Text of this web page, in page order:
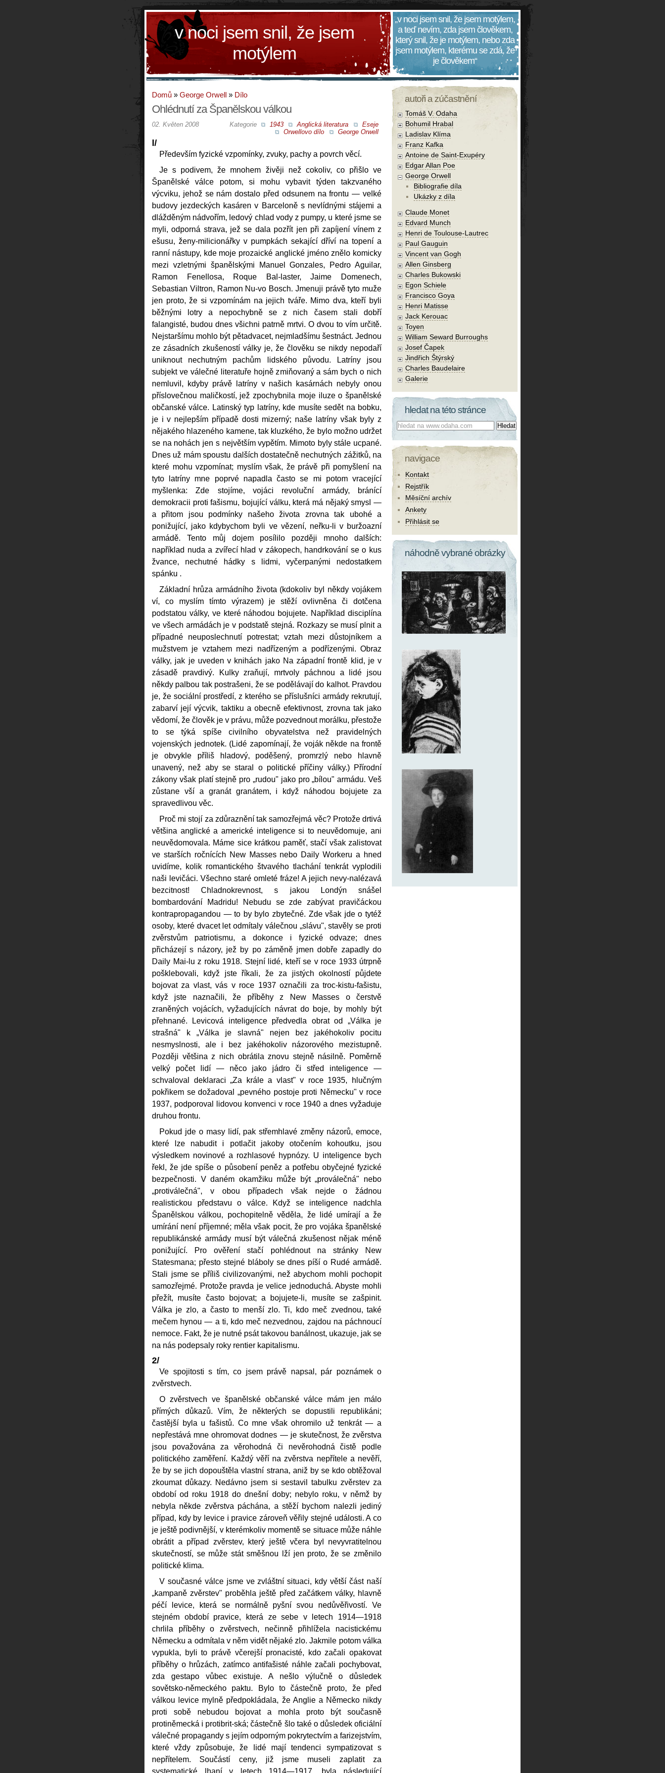
v noci jsem snil, že jsem
motýlem
„v noci jsem snil, že jsem motýlem,
a teď nevím, zda jsem člověkem,
který snil, že je motýlem, nebo zda
jsem motýlem, kterému se zdá, že
je člověkem“
Domů » George Orwell » Dílo
Ohlédnutí za Španělskou válkou
Kategorie 1943 Anglická literatura
Eseje
Orwellovo dílo
George Orwell
02. Květen 2008
l/
Především fyzické vzpomínky, zvuky, pachy a povrch věcí.
Je s podivem, že mnohem živěji než cokoliv, co přišlo ve
Španělské válce potom, si mohu vybavit týden takzvaného
výcviku, jehož se nám dostalo před odsunem na frontu — velké
budovy jezdeckých kasáren v Barceloně s nevlídnými stájemi a
dlážděným nádvořím, ledový chlad vody z pumpy, u které jsme se
myli, odporná strava, jež se dala pozřít jen při zapíjení vínem z
ešusu, ženy-milicionářky v pumpkách sekající dříví na topení a
ranní nástupy, kde moje prozaické anglické jméno znělo komicky
mezi vzletnými španělskými Manuel Gonzales, Pedro Aguilar,
Ramon Fenellosa, Roque Bal-laster, Jaime Domenech,
Sebastian Viltron, Ramon Nu-vo Bosch. Jmenuji právě tyto muže
jen proto, že si vzpomínám na jejich tváře. Mimo dva, kteří byli
běžnými lotry a nepochybně se z nich časem stali dobří
falangisté, budou dnes všichni patrně mrtvi. O dvou to vím určitě.
Nejstaršímu mohlo být pětadvacet, nejmladšímu šestnáct. Jednou
ze zásadních zkušeností války je, že člověku se nikdy nepodaří
uniknout nechutným pachům lidského původu. Latríny jsou
subjekt ve válečné literatuře hojně zmiňovaný a sám bych o nich
nemluvil, kdyby právě latríny v našich kasárnách nebyly onou
příslovečnou maličkostí, jež zpochybnila moje iluze o španělské
občanské válce. Latinský typ latríny, kde musíte sedět na bobku,
je i v nejlepším případě dosti mizerný; naše latríny však byly z
nějakého hlazeného kamene, tak kluzkého, že bylo možno udržet
se na nohách jen s největším vypětím. Mimoto byly stále ucpané.
Dnes už mám spoustu dalších dostatečně nechutných zážitků, na
které mohu vzpomínat; myslím však, že právě při pomyšlení na
tyto latríny mne poprvé napadla často se mi potom vracející
myšlenka: Zde stojíme, vojáci revoluční armády, bránící
demokracii proti fašismu, bojující válku, která má nějaký smysl —
a přitom jsou podmínky našeho života zrovna tak ubohé a
ponižující, jako kdybychom byli ve vězení, neřku-li v buržoazní
armádě. Tento můj dojem posílilo později mnoho dalších:
například nuda a zvířecí hlad v zákopech, handrkování se o kus
žvance, nechutné hádky s lidmi, vyčerpanými nedostatkem
spánku .
Základní hrůza armádního života (kdokoliv byl někdy vojákem
ví, co myslím tímto výrazem) je stěží ovlivněna či dotčena
podstatou války, ve které náhodou bojujete. Například disciplína
ve všech armádách je v podstatě stejná. Rozkazy se musí plnit a
případné neuposlechnutí potrestat; vztah mezi důstojníkem a
mužstvem je vztahem mezi nadřízeným a podřízenými. Obraz
války, jak je uveden v knihách jako Na západní frontě klid, je v
zásadě pravdivý. Kulky zraňují, mrtvoly páchnou a lidé jsou
někdy palbou tak postrašeni, že se podělávají do kalhot. Pravdou
je, že sociální prostředí, z kterého se příslušníci armády rekrutují,
zabarví její výcvik, taktiku a obecně efektivnost, zrovna tak jako
vědomí, že člověk je v právu, může pozvednout morálku, přestože
to se týká spíše civilního obyvatelstva než pravidelných
vojenských jednotek. (Lidé zapomínají, že voják někde na frontě
je obvykle příliš hladový, poděšený, promrzlý nebo hlavně
unavený, než aby se staral o politické příčiny války.) Přírodní
zákony však platí stejně pro „rudou" jako pro „bílou" armádu. Veš
zůstane vší a granát granátem, i když náhodou bojujete za
spravedlivou věc.
Proč mi stojí za zdůraznění tak samozřejmá věc? Protože drtivá
většina anglické a americké inteligence si to neuvědomuje, ani
neuvědomovala. Máme sice krátkou paměť, stačí však zalistovat
ve starších ročnících New Masses nebo Daily Workeru a hned
uvidíme, kolik romantického štvavého tlachání tenkrát vyplodili
naši levičáci. Všechno staré omleté fráze! A jejich nevy-nalézavá
bezcitnost! Chladnokrevnost, s jakou Londýn snášel
bombardování Madridu! Nebudu se zde zabývat pravičáckou
kontrapropagandou — to by bylo zbytečné. Zde však jde o tytéž
osoby, které dvacet let odmítaly válečnou „slávu", stavěly se proti
zvěrstvům patriotismu, a dokonce i fyzické odvaze; dnes
přicházejí s názory, jež by po záměně jmen dobře zapadly do
Daily Mai-lu z roku 1918. Stejní lidé, kteří se v roce 1933 útrpně
pošklebovali, když jste říkali, že za jistých okolností půjdete
bojovat za vlast, vás v roce 1937 označili za troc-kistu-fašistu,
když jste naznačili, že příběhy z New Masses o čerstvě
zraněných vojácích, vyžadujících návrat do boje, by mohly být
přehnané. Levicová inteligence předvedla obrat od „Válka je
strašná" k „Válka je slavná" nejen bez jakéhokoliv pocitu
nesmyslnosti, ale i bez jakéhokoliv názorového mezistupně.
Později většina z nich obrátila znovu stejně násilně. Poměrně
velký počet lidí — něco jako jádro či střed inteligence —
schvaloval deklaraci „Za krále a vlast" v roce 1935, hlučným
pokřikem se dožadoval „pevného postoje proti Německu" v roce
1937, podporoval lidovou konvenci v roce 1940 a dnes vyžaduje
druhou frontu.
Pokud jde o masy lidí, pak střemhlavé změny názorů, emoce,
které lze nabudit i potlačit jakoby otočením kohoutku, jsou
výsledkem novinové a rozhlasové hypnózy. U inteligence bych
řekl, že jde spíše o působení peněz a potřebu obyčejné fyzické
bezpečnosti. V daném okamžiku může být „proválečná" nebo
„protiválečná", v obou případech však nejde o žádnou
realistickou představu o válce. Když se inteligence nadchla
Španělskou válkou, pochopitelně věděla, že lidé umírají a že
umírání není příjemné; měla však pocit, že pro vojáka španělské
republikánské armády musí být válečná zkušenost nějak méně
ponižující. Pro ověření stačí pohlédnout na stránky New
Statesmana; přesto stejné bláboly se dnes píší o Rudé armádě.
Stali jsme se příliš civilizovanými, než abychom mohli pochopit
samozřejmé. Protože pravda je velice jednoduchá. Abyste mohli
přežít, musíte často bojovat; a bojujete-li, musíte se zašpinit.
Válka je zlo, a často to menší zlo. Ti, kdo meč zvednou, také
mečem hynou — a ti, kdo meč nezvednou, zajdou na páchnoucí
nemoce. Fakt, že je nutné psát takovou banálnost, ukazuje, jak se
na nás podepsaly roky rentier kapitalismu.
2/
Ve spojitosti s tím, co jsem právě napsal, pár poznámek o
zvěrstvech.
O zvěrstvech ve španělské občanské válce mám jen málo
přímých důkazů. Vím, že některých se dopustili republikáni;
častější byla u fašistů. Co mne však ohromilo už tenkrát — a
nepřestává mne ohromovat dodnes — je skutečnost, že zvěrstva
jsou považována za věrohodná či nevěrohodná čistě podle
politického zaměření. Každý věří na zvěrstva nepřítele a nevěří,
že by se jich dopouštěla vlastní strana, aniž by se kdo obtěžoval
zkoumat důkazy. Nedávno jsem si sestavil tabulku zvěrstev za
období od roku 1918 do dnešní doby; nebylo roku, v němž by
nebyla někde zvěrstva páchána, a stěží bychom nalezli jediný
případ, kdy by levice i pravice zároveň věřily stejné události. A co
je ještě podivnější, v kterémkoliv momentě se situace může náhle
obrátit a případ zvěrstev, který ještě včera byl nevyvratitelnou
skutečností, se může stát směšnou lží jen proto, že se změnilo
politické klima.
V současné válce jsme ve zvláštní situaci, kdy větší část naší
„kampaně zvěrstev" proběhla ještě před začátkem války, hlavně
péčí levice, která se normálně pyšní svou nedůvěřivostí. Ve
stejném období pravice, která ze sebe v letech 1914—1918
chrlila příběhy o zvěrstvech, nečinně přihlížela nacistickému
Německu a odmítala v něm vidět nějaké zlo. Jakmile potom válka
vypukla, byli to právě včerejší pronacisté, kdo začali opakovat
příběhy o hrůzách, zatímco antifašisté náhle začali pochybovat,
zda gestapo vůbec existuje. A nešlo výlučně o důsledek
sovětsko-německého paktu. Bylo to částečně proto, že před
válkou levice mylně předpokládala, že Anglie a Německo nikdy
proti sobě nebudou bojovat a mohla proto být současně
protiněmecká i protibrit-ská; částečně šlo také o důsledek oficiální
válečné propagandy s jejím odporným pokrytectvím a farizejstvím,
které vždy způsobuje, že lidé mají tendenci sympatizovat s
nepřítelem. Součástí ceny, již jsme museli zaplatit za
systematické lhaní v letech 1914—1917, byla následující
autoři a zúčastnění
Tomáš V. Odaha
Bohumil Hrabal
Ladislav Klíma
Franz Kafka
Antoine de Saint-Exupéry
Edgar Allan Poe
George Orwell
Bibliografie díla
Ukázky z díla
Claude Monet
Edvard Munch
Henri de Toulouse-Lautrec
Paul Gauguin
Vincent van Gogh
Allen Ginsberg
Charles Bukowski
Egon Schiele
Francisco Goya
Henri Matisse
Jack Kerouac
Toyen
William Seward Burroughs
Josef Čapek
Jindřich Štýrský
Charles Baudelaire
Galerie
hledat na této stránce
Co hledat:
navigace
Kontakt
Rejstřík
Měsíční archív
Ankety
Přihlásit se
náhodně vybrané obrázky